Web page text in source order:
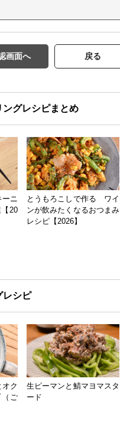
画面へ 戻る
ングレシピまとめ
ーニ
20
とうもろこしで作る ワイ
ンが飲みたくなるおつまみ
レシピ【2026】
レシピ
ク
ご
生ピーマンと鯖マヨマスタ
ード